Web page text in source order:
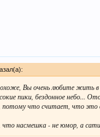
Вы очень любите жить в
пики, бездонное небо...
потому что считает, что это
насмешка - не юмор, а